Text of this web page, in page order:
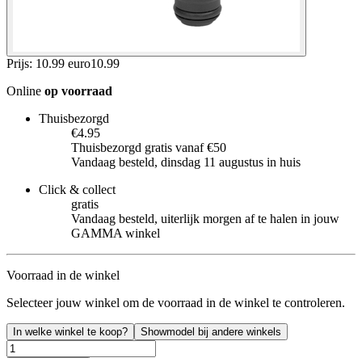
Prijs: 10.99 euro10.99
Online op voorraad
Thuisbezorgd
€4.95
Thuisbezorgd gratis vanaf €50
Vandaag besteld, dinsdag 11 augustus in huis
Click & collect
gratis
Vandaag besteld, uiterlijk morgen af te halen in jouw
GAMMA winkel
Voorraad in de winkel
Selecteer jouw winkel om de voorraad in de winkel te controleren.
In welke winkel te koop? Showmodel bij andere winkels